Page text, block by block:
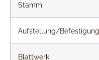
Stamm:
Aufstellung/
Blattwerk: